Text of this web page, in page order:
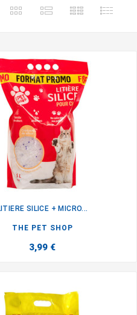
SILICE + MICRO...
THE PET SHOP
3,99 €